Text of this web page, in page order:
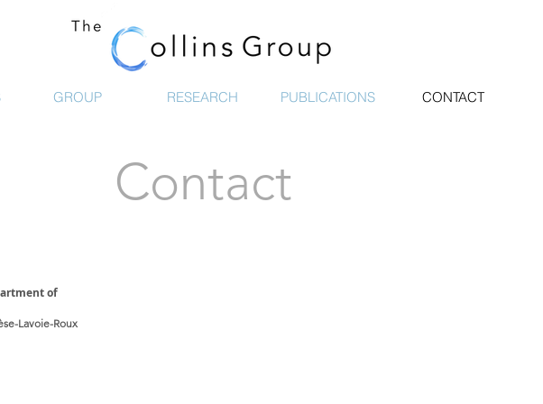
GROUP RESEARCH PUBLICATIONS CONTACT
Contact
of
Lavoie-Roux